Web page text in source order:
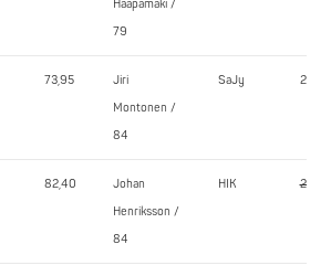
Haapamäki /
79
73,95
Jiri
Montonen /
84
SaJy 210,0
82,40
Johan
Henriksson /
84
HIK 240,0